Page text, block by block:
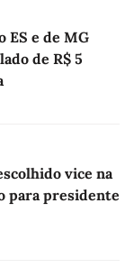
ES e de MG
de R$ 5
vice na
para presidente